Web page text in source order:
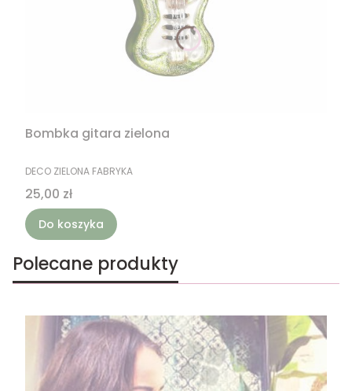
Bombka gitara zielona
PRODUCENT
DECO ZIELONA FABRYKA
Cena
25,00 zł
Do koszyka
Polecane produkty